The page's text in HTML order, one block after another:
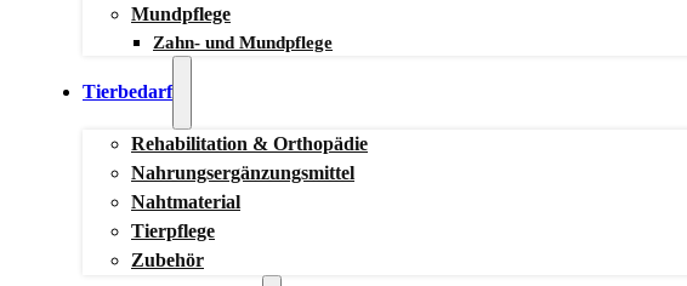
Mundpflege
Zahn- und Mundpflege
Tierbedarf
Rehabilitation & Orthopädie
Nahrungsergänzungsmittel
Nahtmaterial
Tierpflege
Zubehör